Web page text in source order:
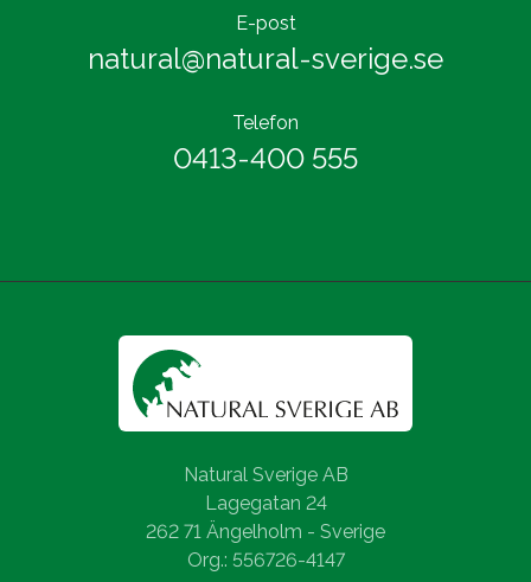
E-post
natural@natural-sverige.se
Telefon
0413-400 555
Natural Sverige AB
Lagegatan 24
262 71 Ängelholm - Sverige
Org.: 556726-4147